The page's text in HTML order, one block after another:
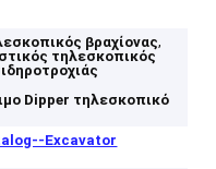
βραχίονας,
τηλεσκοπικός
Dipper τηλεσκοπικό
Excavator